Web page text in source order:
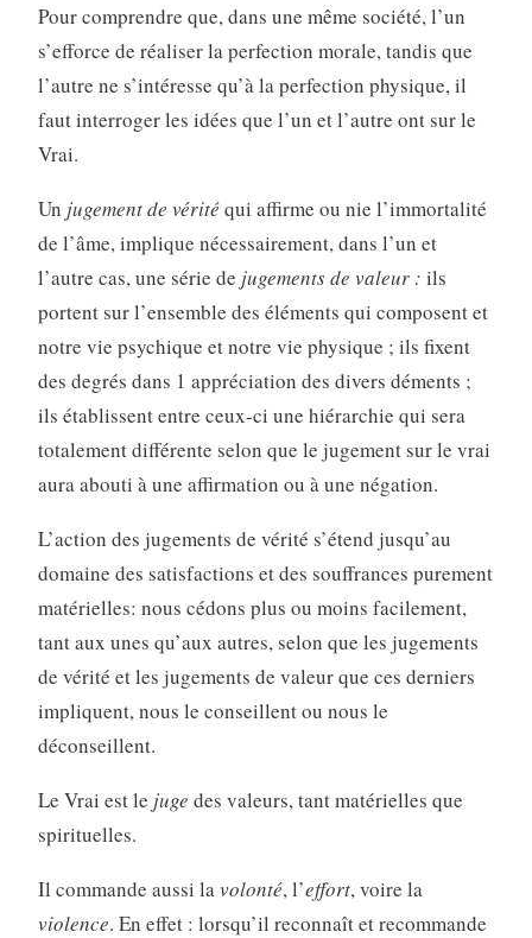
Pour comprendre que, dans une même société, l’un
s’efforce de réaliser la perfection morale, tandis que
l’autre ne s’intéresse qu’à la perfection physique, il
faut interroger les idées que l’un et l’autre ont sur le
Vrai.
Un jugement de véritéqui affirme ou nie l’immortalité
de l’âme, implique nécessairement, dans l’un et
l’autre cas, une série de jugements de valeur : ils
portent sur l’ensemble des éléments qui composent et
notre vie psychique et notre vie physique ; ils fixent
des degrés dans 1 appréciation des divers déments ;
ils établissent entre ceux-ci une hiérarchie qui sera
totalement différente selon que le jugement sur le vrai
aura abouti à une affirmation ou à une négation.
L’action des jugements de vérité s’étend jusqu’au
domaine des satisfactions et des souffrances purement
matérielles: nous cédons plus ou moins facilement,
tant aux unes qu’aux autres, selon que les jugements
de vérité et les jugements de valeur que ces derniers
impliquent, nous le conseillent ou nous le
déconseillent.
Le Vrai est le juge des valeurs, tant matérielles que
spirituelles.
Il commande aussi lavolonté, l’effort, voire la
violence. En effet : lorsqu’il reconnaît et recommande